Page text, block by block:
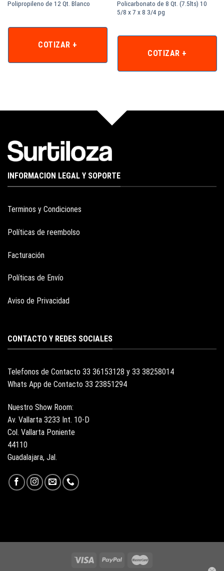
Polipropileno de 12 Qt. Blanco
COTIZAR +
Policarbonato de 8 Qt. (7.5lts) 10
5/8 x 7 x 8 3/4 pg
COTIZAR +
INFORMACION LEGAL Y SOPORTE
Terminos y Condiciones
Políticas de reembolso
Facturación
Políticas de Envío
Aviso de Privacidad
CONTACTO Y REDES SOCIALES
Telefonos de Contacto 33 36153128 y 33 38258014
Whats App de Contacto 33 23851294
Nuestro Show Room:
Av. Vallarta 3233 Int. 10-D
Col. Vallarta Poniente
44110
Guadalajara, Jal.